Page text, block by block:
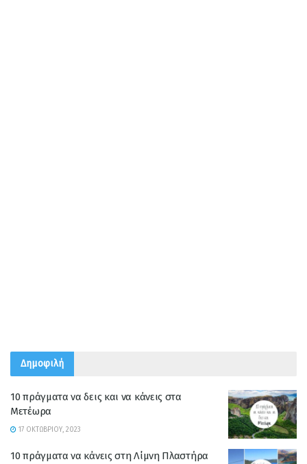
Δημοφιλή
10 πράγματα να δεις και να κάνεις στα
Μετέωρα
17 ΟΚΤΩΒΡΊΟΥ, 2023
10 πράγματα να κάνεις στη Λίμνη Πλαστήρα